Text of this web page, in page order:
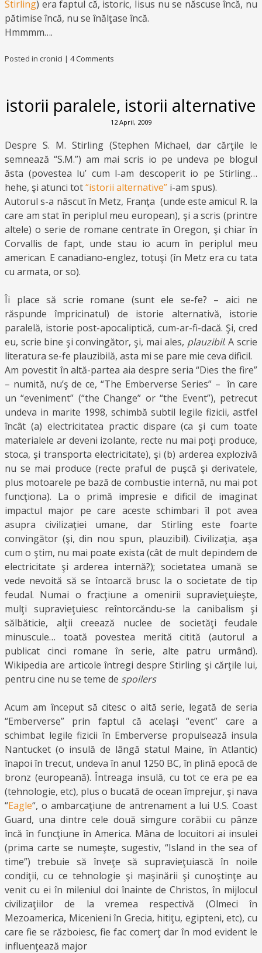
Stirling) era faptul că, istoric, Iisus nu se născuse încă, nu
pătimise încă, nu se înălţase încă.
Hmmmm….
Posted in cronici | 4 Comments
istorii paralele, istorii alternative
12 April, 2009
Despre S. M. Stirling (Stephen Michael, dar cărţile le
semnează “S.M.”) am mai scris io pe undeva pe blogul
ăsta (povestea lu’ cum l-am descoperit io pe Stirling…
hehe, şi atunci tot“istorii alternative” i-am spus).
Autorul s-a născut în Metz, Franţa (unde este amicul R. la
care am stat în periplul meu european), şi a scris (printre
altele) o serie de romane centrate în Oregon, şi chiar în
Corvallis de fapt, unde stau io acum în periplul meu
american. E canadiano-englez, totuşi (în Metz era cu tata
cu armata, or so).
Îi place să scrie romane (sunt ele se-fe? – aici ne
răspunde împricinatul) de istorie alternativă, istorie
paralelă, istorie post-apocaliptică, cum-ar-fi-dacă. Şi, cred
eu, scrie bine şi convingător, şi, mai ales, plauzibil. A scrie
literatura se-fe plauzibilă, asta mi se pare mie ceva dificil.
Am povestit în altă-partea aia despre seria “Dies the fire”
– numită, nu’ş de ce, “The Emberverse Series” – în care
un “eveniment” (“the Change” or “the Event”), petrecut
undeva in marite 1998, schimbă subtil legile fizicii, astfel
încât (a) electricitatea practic dispare (ca şi cum toate
materialele ar deveni izolante, recte nu mai poţi produce,
stoca, şi transporta electricitate), şi (b) arderea explozivă
nu se mai produce (recte praful de puşcă şi derivatele,
plus motoarele pe bază de combustie internă, nu mai pot
funcţiona). La o primă impresie e dificil de imaginat
impactul major pe care aceste schimbari îl pot avea
asupra civilizaţiei umane, dar Stirling este foarte
convingător (şi, din nou spun, plauzibil). Civilizaţia, aşa
cum o ştim, nu mai poate exista (cât de mult depindem de
electricitate şi arderea internă?); societatea umană se
vede nevoită să se întoarcă brusc la o societate de tip
feudal. Numai o fracţiune a omenirii supravieţuieşte,
mulţi supravieţuiesc reîntorcăndu-se la canibalism şi
sălbăticie, alţii creează nuclee de societăţi feudale
minuscule… toată povestea merită citită (autorul a
publicat cinci romane în serie, alte patru urmând).
Wikipedia are articole întregi despre Stirling şi cărţile lui,
pentru cine nu se teme de spoilers
Acum am început să citesc o altă serie, legată de seria
“Emberverse” prin faptul că acelaşi “event” care a
schimbat legile fizicii în Emberverse propulsează insula
Nantucket (o insulă de lângă statul Maine, în Atlantic)
înapoi în trecut, undeva în anul 1250 BC, în plină epocă de
bronz (europeană). Întreaga insulă, cu tot ce era pe ea
(tehnologie, etc), plus o bucată de ocean împrejur, şi nava
“Eagle“, o ambarcaţiune de antrenament a lui U.S. Coast
Guard, una dintre cele două simgure corăbii cu pânze
încă în funcţiune în America. Mâna de locuitori ai insulei
(prima carte se numeşte, sugestiv, “Island in the sea of
time”) trebuie să înveţe să supravieţuiască în noile
condiţii, cu ce tehnologie şi maşinării şi cunoştinţe au
venit cu ei în mileniul doi înainte de Christos, în mijlocul
civilizaţiilor de la vremea respectivă (Olmeci în
Mezoamerica, Micenieni în Grecia, hitiţu, egipteni, etc), cu
care fie se războiesc, fie fac comerţ dar în mod evident le
influenţează major